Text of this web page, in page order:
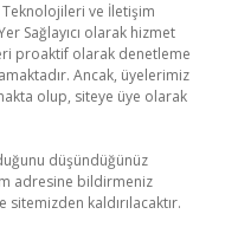
Teknolojileri ve İletişim
Sağlayıcı olarak hizmet
proaktif olarak denetleme
Ancak, üyelerimiz
olup, siteye üye olarak
düşündüğünüz
adresine bildirmeniz
kaldırılacaktır.